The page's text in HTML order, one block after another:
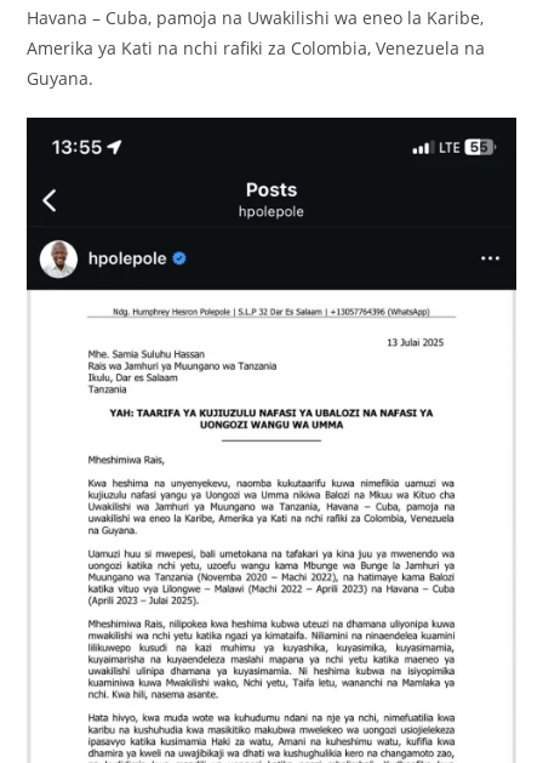
Havana – Cuba, pamoja na Uwakilishi wa eneo la Karibe,
Amerika ya Kati na nchi rafiki za Colombia, Venezuela na
Guyana.